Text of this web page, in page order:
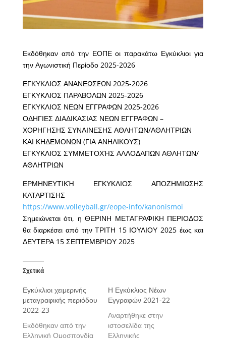
Εκδόθηκαν από την ΕΟΠΕ οι παρακάτω Εγκύκλιοι για
την Αγωνιστική Περίοδο 2025-2026
ΕΓΚΥΚΛΙΟΣ ΑΝΑΝΕΩΣEΩΝ 2025-2026
ΕΓΚΥΚΛΙΟΣ ΠΑΡΑΒΟΛΩΝ 2025-2026
ΕΓΚΥΚΛΙΟΣ ΝΕΩΝ ΕΓΓΡΑΦΩΝ 2025-2026
ΟΔΗΓΙΕΣ ΔΙΑΔΙΚΑΣΙΑΣ ΝΕΩΝ ΕΓΓΡΑΦΩΝ –
ΧΟΡΗΓΗΣΗΣ ΣΥΝΑΙΝΕΣΗΣ ΑΘΛΗΤΩΝ/ΑΘΛΗΤΡΙΩΝ
ΚΑΙ ΚΗΔΕΜΟΝΩΝ (ΓΙΑ ΑΝΗΛΙΚΟΥΣ)
ΕΓΚΥΚΛΙΟΣ ΣΥΜΜΕΤΟΧΉΣ ΑΛΛΟΔΑΠΩΝ ΑΘΛΗΤΩΝ/
ΑΘΛΗΤΡΙΩΝ
ΕΡΜΗΝΕΥΤΙΚΉ ΕΓΚΥΚΛΙΟΣ ΑΠΟΖΗΜΙΩΣΗΣ
ΚΑΤΑΡΤΙΣΗΣ
https://www.volleyball.gr/eope-info/kanonismoi
Σημειώνεται ότι, η ΘΕΡΙΝΗ ΜΕΤΑΓΡΑΦΙΚΗ ΠΕΡΙΟΔΟΣ
θα διαρκέσει από την ΤΡΙΤΗ 15 ΙΟΥΛΙΟΥ 2025 έως και
ΔΕΥΤΕΡΑ 15 ΣΕΠΤΕΜΒΡΙΟΥ 2025
Σχετικά
Εγκύκλιοι χειμερινής
μεταγραφικής περιόδου
2022-23
Εκδόθηκαν από την
Ελληνική Ομοσπονδία
Η Εγκύκλιος Νέων
Εγγραφών 2021-22
Αναρτήθηκε στην
ιστοσελίδα της
Ελληνικής